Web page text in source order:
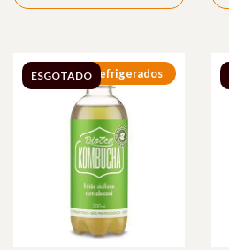
Refrigerados
ESGOTADO